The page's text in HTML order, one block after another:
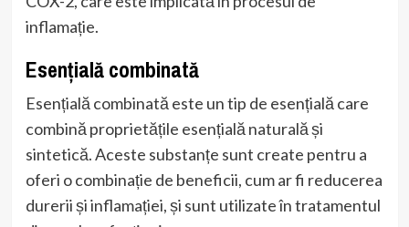
inflamație.
Esențială combinată
Esențială combinată este un tip de esențială care
combină proprietățile esențială naturală și
sintetică. Aceste substanțe sunt create pentru a
oferi o combinație de beneficii, cum ar fi reducerea
durerii și inflamației, și sunt utilizate în tratamentul